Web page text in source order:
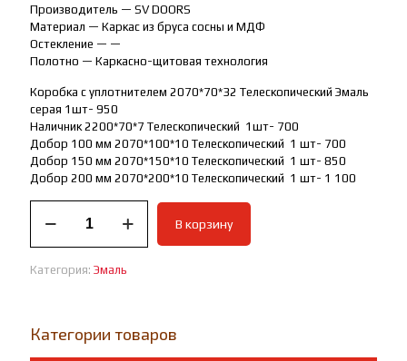
Производитель — SV DOORS
Материал — Каркас из бруса сосны и МДФ
Остекление — —
Полотно — Каркасно-щитовая технология
Коробка с уплотнителем 2070*70*32 Телескопический Эмаль
серая 1шт- 950
Наличник 2200*70*7 Телескопический 1шт- 700
Добор 100 мм 2070*100*10 Телескопический 1 шт- 700
Добор 150 мм 2070*150*10 Телескопический 1 шт- 850
Добор 200 мм 2070*200*10 Телескопический 1 шт- 1 100
товара
эмаль
В корзину
Категория: Эмаль
Категории товаров